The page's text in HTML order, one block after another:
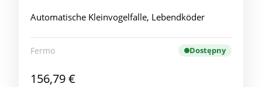
Automatische Kleinvogelfalle, Lebendköder
Fermo Dostępny
156,79 €